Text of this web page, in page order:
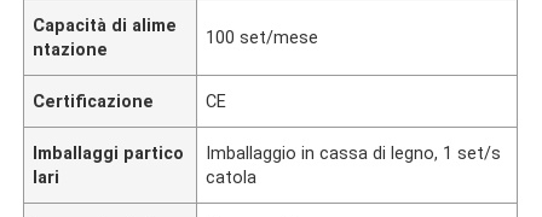
Capacità di alime
ntazione
100 set/mese
Certificazione CE
Imballaggi partico
lari
Imballaggio in cassa di legno, 1 set/s
catola